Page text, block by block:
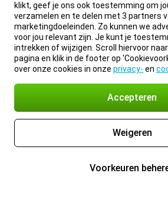
klikt, geef je ons ook toestemming om
verzamelen en te delen met 3 partners
marketingdoeleinden. Zo kunnen we
voor jou relevant zijn. Je kunt je
intrekken of wijzigen. Scroll hiervoor
pagina en klik in de footer op
over onze cookies in onze privacy- en
Accepteren
Weigeren
Voorkeuren